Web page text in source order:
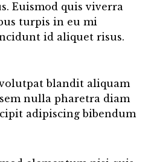
Euismod quis viverra
turpis in eu mi
id aliquet risus.
blandit aliquam
nulla pharetra diam
adipiscing bibendum